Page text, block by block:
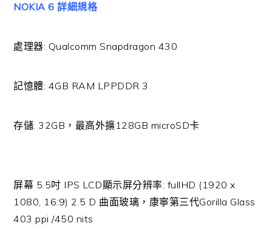
NOKIA 6 詳細規格
處理器: Qualcomm Snapdragon 430
記憶體: 4GB RAM LPPDDR 3
存儲: 32GB，最高外擴128GB microSD卡
屏幕 5.5吋 IPS LCD顯示屏分辨率: fullHD (1920 x
1080, 16:9) 2.5 D 曲面玻璃，康寧第三代Gorilla Glass
403 ppi /450 nits